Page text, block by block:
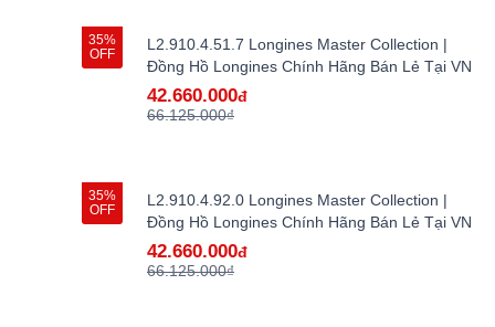
35%
OFF
L2.910.4.51.7 Longines Master Collection |
Đồng Hồ Longines Chính Hãng Bán Lẻ Tại VN
42.660.000đ
66.125.000₫
35%
OFF
L2.910.4.92.0 Longines Master Collection |
Đồng Hồ Longines Chính Hãng Bán Lẻ Tại VN
42.660.000đ
66.125.000₫